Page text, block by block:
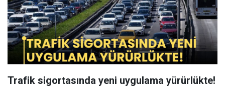
Trafik sigortasında yeni uygulama yürürlükte!